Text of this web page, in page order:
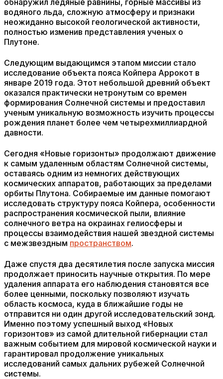
обнаружил ледяные равнины, горные массивы из
водяного льда, сложную атмосферу и признаки
неожиданно высокой геологической активности,
полностью изменив представления ученых о
Плутоне.
Следующим выдающимся этапом миссии стало
исследование объекта пояса Койпера Аррокот в
январе 2019 года. Этот небольшой древний объект
оказался практически нетронутым со времен
формирования Солнечной системы и предоставил
ученым уникальную возможность изучить процессы
рождения планет более чем четырехмиллиардной
давности.
Сегодня «Новые горизонты» продолжают движение
к самым удаленным областям Солнечной системы,
оставаясь одним из немногих действующих
космических аппаратов, работающих за пределами
орбиты Плутона. Собираемые им данные помогают
исследовать структуру пояса Койпера, особенности
распространения космической пыли, влияние
солнечного ветра на окраинах гелиосферы и
процессы взаимодействия нашей звездной системы
с межзвездным пространством.
Даже спустя два десятилетия после запуска миссия
продолжает приносить научные открытия. По мере
удаления аппарата его наблюдения становятся все
более ценными, поскольку позволяют изучать
область космоса, куда в ближайшие годы не
отправится ни один другой исследовательский зонд.
Именно поэтому успешный выход «Новых
горизонтов» из самой длительной гибернации стал
важным событием для мировой космической науки и
гарантировал продолжение уникальных
исследований самых дальних рубежей Солнечной
системы.